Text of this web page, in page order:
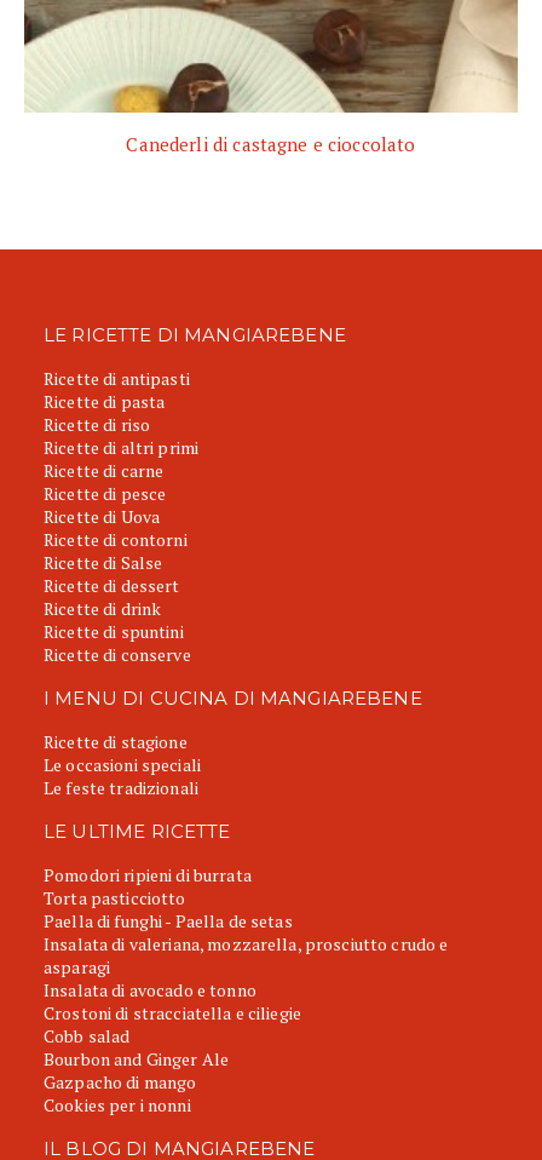
Canederli di castagne e cioccolato
LE RICETTE DI MANGIAREBENE
Ricette di antipasti
Ricette di pasta
Ricette di riso
Ricette di altri primi
Ricette di carne
Ricette di pesce
Ricette di Uova
Ricette di contorni
Ricette di Salse
Ricette di dessert
Ricette di drink
Ricette di spuntini
Ricette di conserve
I MENU DI CUCINA DI MANGIAREBENE
Ricette di stagione
Le occasioni speciali
Le feste tradizionali
LE ULTIME RICETTE
Pomodori ripieni di burrata
Torta pasticciotto
Paella di funghi - Paella de setas
Insalata di valeriana, mozzarella, prosciutto crudo e
asparagi
Insalata di avocado e tonno
Crostoni di stracciatella e ciliegie
Cobb salad
Bourbon and Ginger Ale
Gazpacho di mango
Cookies per i nonni
IL BLOG DI MANGIAREBENE